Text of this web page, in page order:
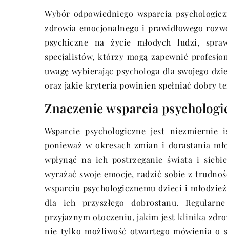
Wybór odpowiedniego wsparcia
zdrowia emocjonalnego i prawidłowego
psychiczne na życie młodych ludzi,
specjalistów, którzy mogą zapewnić
uwagę wybierając psychologa dla swojego
oraz jakie kryteria powinien spełniać dobry
Znaczenie wsparcia
Wsparcie psychologiczne jest
ponieważ w okresach zmian i dorastania
wpłynąć na ich postrzeganie świata i
wyrażać swoje emocje, radzić sobie z
wsparciu psychologicznemu dzieci i
dla ich przyszłego dobrostanu.
przyjaznym otoczeniu, jakim jest klinika
nie tylko możliwość otwartego mówienia o